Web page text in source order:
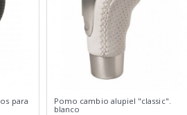
para
Pomo cambio alupiel "classic".
blanco